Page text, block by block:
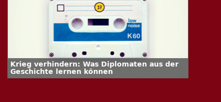
Krieg verhindern: Was Diplomaten aus der
Geschichte lernen können